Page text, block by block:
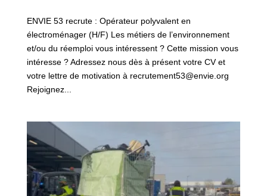
ENVIE 53 recrute : Opérateur polyvalent en
électroménager (H/F) Les métiers de l’environnement
et/ou du réemploi vous intéressent ? Cette mission vous
intéresse ? Adressez nous dès à présent votre CV et
votre lettre de motivation à recrutement53@envie.org
Rejoignez...